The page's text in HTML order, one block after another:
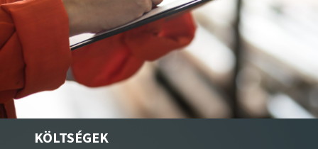
KÖLTSÉGEK